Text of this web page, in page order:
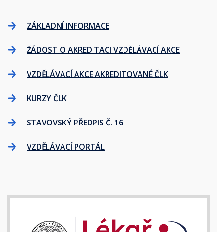
ZÁKLADNÍ INFORMACE
ŽÁDOST O AKREDITACI VZDĚLÁVACÍ AKCE
VZDĚLÁVACÍ AKCE AKREDITOVANÉ ČLK
KURZY ČLK
STAVOVSKÝ PŘEDPIS Č. 16
VZDĚLÁVACÍ PORTÁL